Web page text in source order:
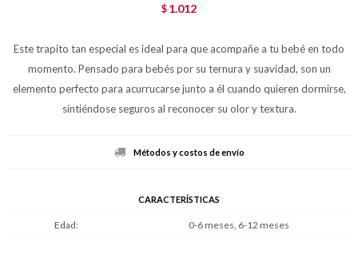
$ 1.012
Este trapito tan especial es ideal para que acompañe a tu bebé en todo
momento. Pensado para bebés por su ternura y suavidad, son un
elemento perfecto para acurrucarse junto a él cuando quieren dormirse,
sintiéndose seguros al reconocer su olor y textura.
Métodos y costos de envío
CARACTERÍSTICAS
Edad 0-6 meses, 6-12 meses